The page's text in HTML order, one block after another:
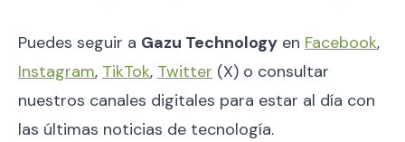
Puedes seguir a Gazu Technology en Facebook,
Instagram, TikTok, Twitter (X) o consultar
nuestros canales digitales para estar al día con
las últimas noticias de tecnología.